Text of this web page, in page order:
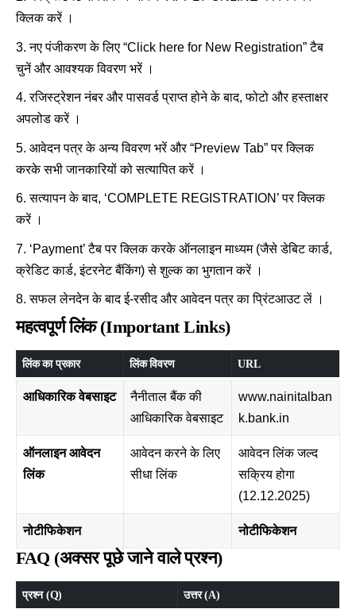
क्लिक करें ।
नए पंजीकरण के लिए “Click here for New Registration” टैब
चुनें और आवश्यक विवरण भरें ।
रजिस्ट्रेशन नंबर और पासवर्ड प्राप्त होने के बाद, फोटो और हस्ताक्षर
अपलोड करें ।
आवेदन पत्र के अन्य विवरण भरें और “Preview Tab” पर क्लिक
करके सभी जानकारियों को सत्यापित करें ।
सत्यापन के बाद, ‘COMPLETE REGISTRATION’ पर क्लिक
करें ।
‘Payment’ टैब पर क्लिक करके ऑनलाइन माध्यम (जैसे डेबिट कार्ड,
क्रेडिट कार्ड, इंटरनेट बैंकिंग) से शुल्क का भुगतान करें ।
सफल लेनदेन के बाद ई-रसीद और आवेदन पत्र का प्रिंटआउट लें ।
महत्वपूर्ण लिंक (Important Links)
लिंक का प्रकार लिंक विवरण URL
आधिकारिक वेबसाइट
नैनीताल बैंक की
आधिकारिक वेबसाइट
www.nainitalban
k.bank.in
ऑनलाइन आवेदन
लिंक
आवेदन करने के लिए
सीधा लिंक
आवेदन लिंक जल्द
सक्रिय होगा
(12.12.2025)
नोटीफिकेशन नोटीफिकेशन
FAQ (अक्सर पूछे जाने वाले प्रश्न)
प्रश्न (Q) उत्तर (A)